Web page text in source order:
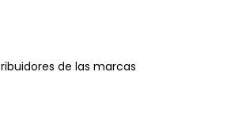
de las marcas